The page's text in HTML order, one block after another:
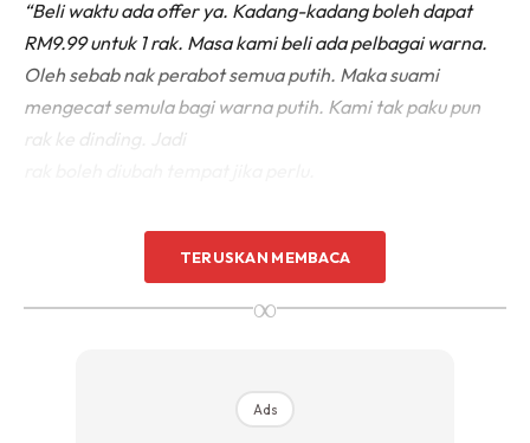
“Beli waktu ada offer ya. Kadang-kadang boleh dapat
RM9.99 untuk 1 rak. Masa kami beli ada pelbagai warna.
Oleh sebab nak perabot semua putih. Maka suami
mengecat semula bagi warna putih. Kami tak paku pun
rak ke dinding. Jadi
Setakat ni dah 2 tahun rak itu di bina. Masih kukuh seperti
asal sebab ia agak berat. Cuma untuk anak-anak yang
TERUSKAN MEMBACA
∞
Ads